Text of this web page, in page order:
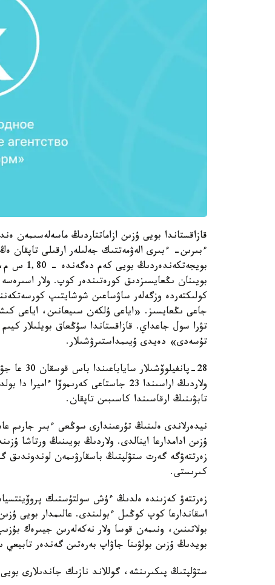
قازاقستاندا بويى ۇزىن ازاماتتاردىڭ ماسەلەسىمەن
ءبىرىن- ءبىرى الەۋمەتتىك جەلىلەر ارقىلى
بويىنان ىڭعايسىزدىق كورەتىندەر كوپ. ولار
كولىكتەردە وزگەلەر ساۋساعىن شوشايتىپ
جاعى ىڭعايسىز. «اياعى ۇلكەن سىيعانىن، اياعى
تۋرا سول جاعداي. قازاقستاندا سۇڭعاق بويلىلار كيىم
تۇسەدى» دەيدى ۇيىمداستىرۋشىلار.
28-
ولاردىڭ اراسىندا 23 جاستاعى
تابۋىنىڭ ارقاسىندا كاسىبىن تاپقان.
زەرتتەۋگە گەرت ستۋلپتىڭ باسقارۋىمەن لوندوندىق
كىرىستى.
اسقاندارعا كوپ كوڭىل ءبولىندى. عالىمدار بويى ۇزىن
بولاتىنىن، ونىمەن قوسا ولار نەكەلەرىن جيىرەك
بويدىڭ ۇزىن بولۋىنا جاۋاپ بەرەتىن گەندەر
ستۋلپتىڭ پىكىرىنشە، گوللاند نازىك جاندىلارى